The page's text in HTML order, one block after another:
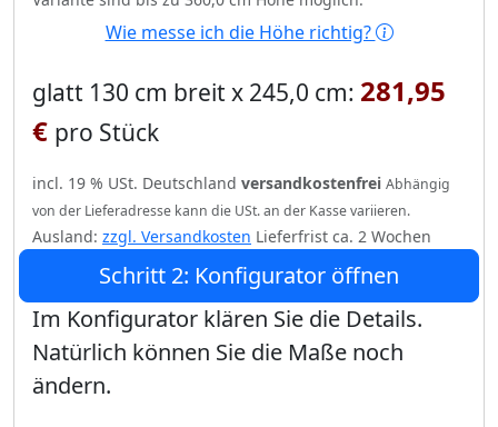
Wie messe ich die Höhe richtig?
glatt 130 cm breit x 245,0 cm: 281,95
€ pro Stück
incl. 19 % USt. Deutschland versandkostenfrei Abhängig
von der Lieferadresse kann die USt. an der Kasse variieren.
Ausland: zzgl. Versandkosten Lieferfrist ca. 2 Wochen
Schritt 2: Konfigurator öffnen
Im Konfigurator klären Sie die Details.
Natürlich können Sie die Maße noch
ändern.